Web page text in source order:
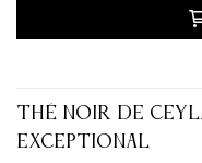
THÉ NOIR DE
EXCEPTIONAL